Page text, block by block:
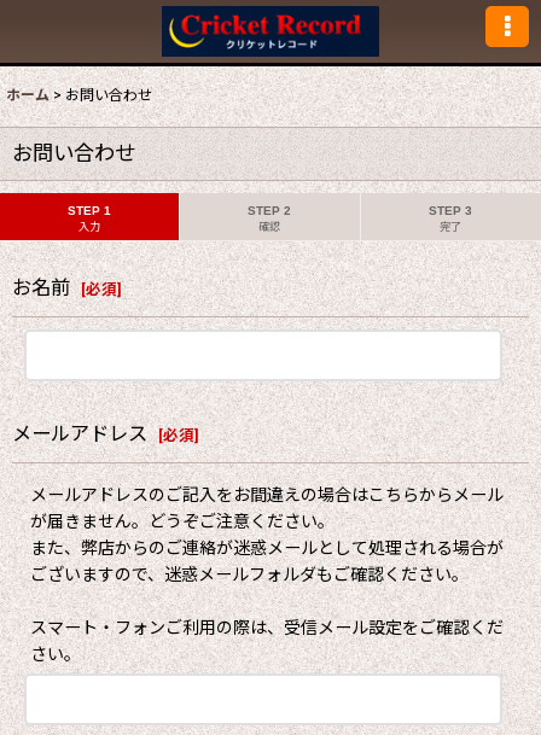
ホーム > お問い合わせ
お問い合わせ
STEP 1
入力
STEP 2
確認
STEP 3
完了
お名前 [必須]
メールアドレス [必須]
メールアドレスのご記入をお間違えの場合はこちらからメール
が届きません。どうぞご注意ください。
また、弊店からのご連絡が迷惑メールとして処理される場合が
ございますので、迷惑メールフォルダもご確認ください。
スマート・フォンご利用の際は、受信メール設定をご確認くだ
さい。